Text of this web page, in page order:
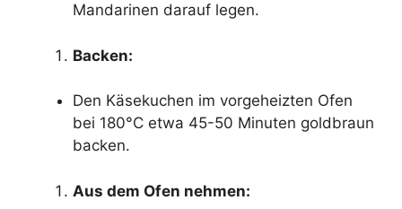
Mandarinen darauf legen.
Backen:
Den Käsekuchen im vorgeheizten Ofen
bei 180°C etwa 45-50 Minuten goldbraun
backen.
Aus dem Ofen nehmen: